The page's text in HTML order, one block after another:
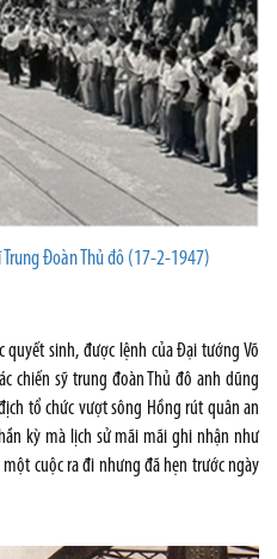
Đoàn Thủ đô (17-2-1947)
sinh, được lệnh của Đại tướng Võ
chiến sỹ trung đoàn Thủ đô anh dũng
tổ chức vượt sông Hồng rút quân an
kỳ mà lịch sử mãi mãi ghi nhận như
cuộc ra đi nhưng đã hẹn trước ngày